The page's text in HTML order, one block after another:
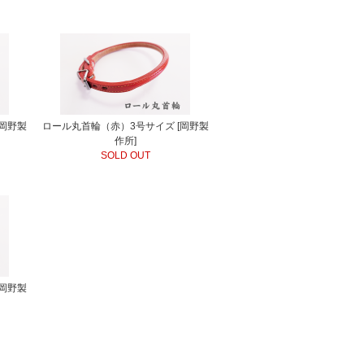
野製
ロール丸首輪（赤）3号サイズ [岡野製
作所]
SOLD OUT
野製